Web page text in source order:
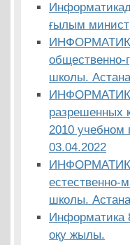
ғылым
общественно-
школы.
разрешенных
2010
03.04.2022
естественно-
школы.
Информатика
оқу жылы.